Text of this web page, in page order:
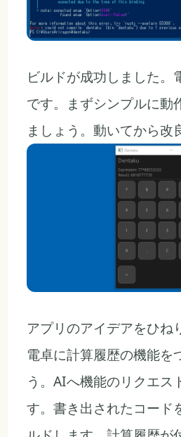
ビルドが成功しました。
です。まずシンプルに動
ましょう。動いてから改
アプリのアイデアをひね
電卓に計算履歴の機能を
う。AIへ機能のリクエス
す。書き出されたコー